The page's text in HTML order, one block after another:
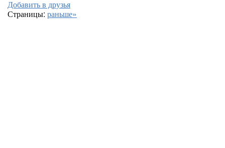
Добавить в друзья
Страницы: раньше»